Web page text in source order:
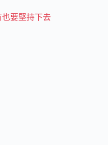
要堅持下去